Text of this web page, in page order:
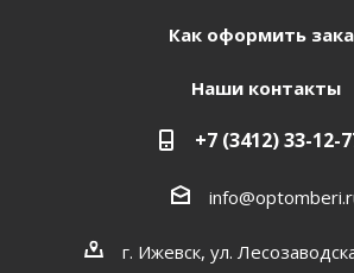
Как оформить
Наши контакты
+7 (3412) 33-12-
г. Ижевск, ул.